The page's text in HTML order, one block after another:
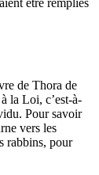
de Thora de
la Loi, c’est-à-
Pour savoir
vers les
rabbins, pour